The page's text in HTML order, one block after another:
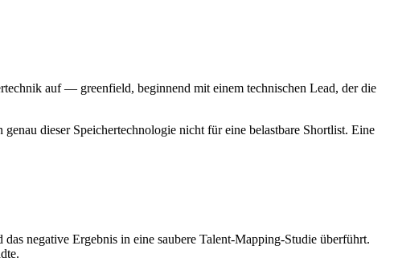
auf — greenfield, beginnend mit einem technischen Lead, der die
dieser Speichertechnologie nicht für eine belastbare Shortlist. Eine
negative Ergebnis in eine saubere Talent-Mapping-Studie überführt.